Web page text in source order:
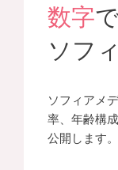
数字
ソフ
ソフィアメ
率、年齢構
公開します。